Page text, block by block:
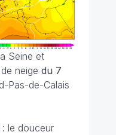
Seine et
neige du 7
Pas-de-Calais
: le douceur